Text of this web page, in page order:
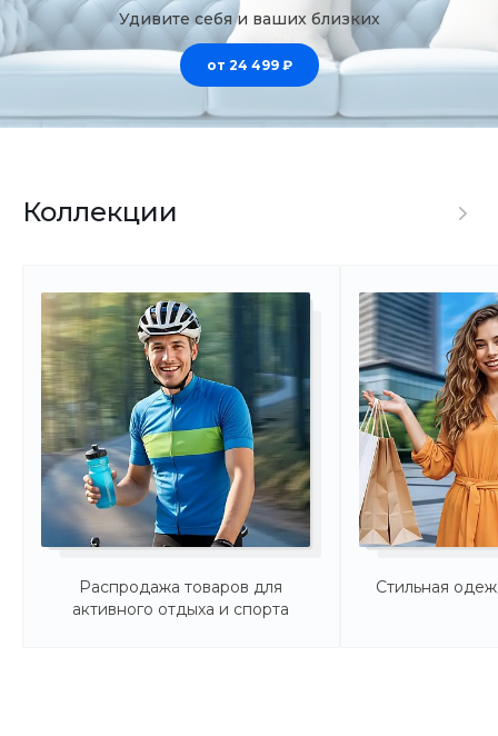
Удивите себя и ваших близких
от 24 499 ₽
Коллекции
Распродажа товаров для
активного отдыха и спорта
Стильная